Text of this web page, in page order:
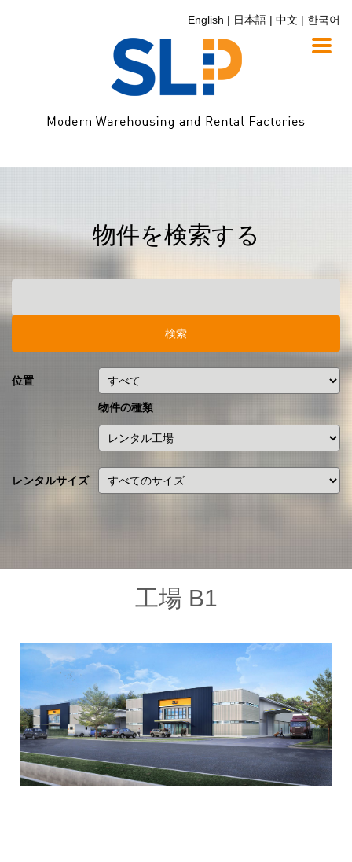
English 日本語 中文
한국어
物件を検索する
検索
位置
物件の種類
レンタルサイズ
工場 B1